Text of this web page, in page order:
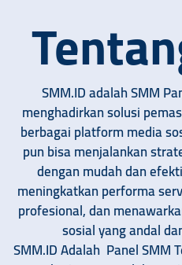
SMM.ID adalah SMM
menghadirkan solusi
berbagai platform media
pun bisa menjalankan
dengan mudah dan
meningkatkan performa
profesional, dan
sosial yang andal
SMM.ID Adalah Panel SMM